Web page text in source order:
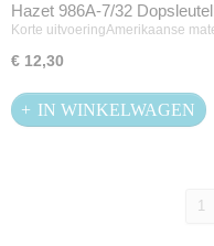
Hazet 986A-7/32
Korte uitvoeringAmerikaanse
€ 12,30
IN WINKELWAGEN
1